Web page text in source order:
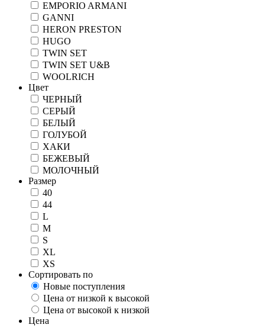
EMPORIO ARMANI
GANNI
HERON PRESTON
HUGO
TWIN SET
TWIN SET U&B
WOOLRICH
Цвет
ЧЕРНЫЙ
СЕРЫЙ
БЕЛЫЙ
ГОЛУБОЙ
ХАКИ
БЕЖЕВЫЙ
МОЛОЧНЫЙ
Размер
40
44
L
M
S
XL
XS
Сортировать по
Новые поступления
Цена от низкой к высокой
Цена от высокой к низкой
Цена